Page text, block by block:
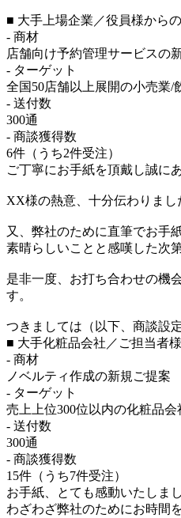
■ 大手上場企業／役員様から
- 商材
店舗向け予約管理サービスの
- ターゲット
全国50店舗以上展開の小売業/
- 送付数
300通
- 商談獲得数
6件（うち2件受注）
ご丁寧にお手紙を頂戴し誠に
XX様の熱意、十分伝わりまし
又、弊社のために直筆でお手
素晴らしいことと感嘆した次第
是非一度、お打ち合わせの機
す。
つきましては（以下、商談設定
■ 大手化粧品会社／ご担当者
- 商材
ノベルティ作成の新規ご提案
- ターゲット
売上上位300位以内の化粧品会
- 送付数
300通
- 商談獲得数
15件（うち7件受注）
お手紙、とても感動いたしま
わざわざ弊社のためにお時間